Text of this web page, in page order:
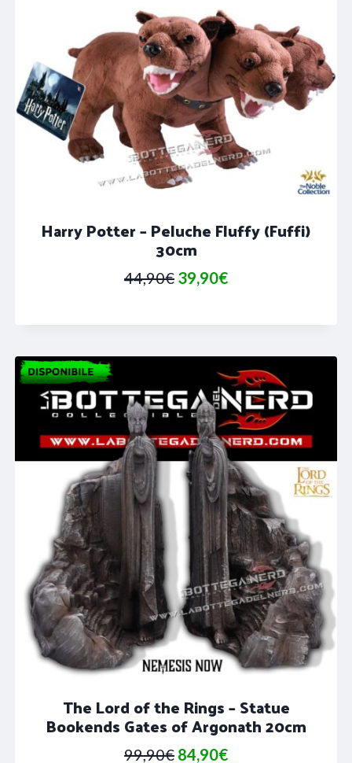
Harry Potter – Peluche Fluffy (Fuffi)
30cm
44,90€ Il
era:
44,90€.
39,90€Il
è:
39,90€.
The Lord of the Rings – Statue
Bookends Gates of Argonath 20cm
99,90€ Il
84,90€Il